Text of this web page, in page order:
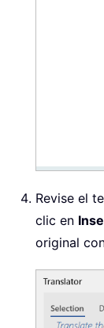
Revise el
clic en
original